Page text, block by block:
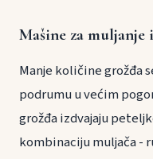
Mašine za muljanje
Manje količine grožđa
podrumu u većim
grožđa izdvajaju
kombinaciju muljača -